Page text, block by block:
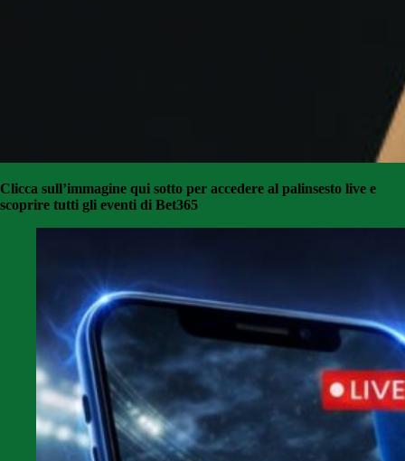
Clicca sull’immagine qui sotto per accedere al palinsesto live e
scoprire tutti gli eventi di Bet365